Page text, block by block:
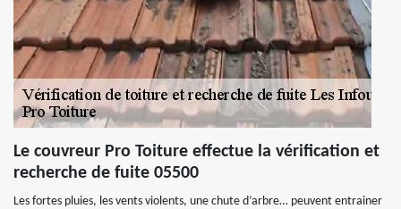
Le couvreur Pro Toiture effectue la vérification et
recherche de fuite 05500
Les fortes pluies, les vents violents, une chute d’arbre… peuvent entrainer